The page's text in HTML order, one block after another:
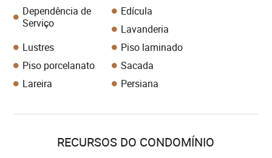
Dependência de
Serviço
Edícula
Lavanderia
Lustres
Piso laminado
Piso porcelanato
Sacada
Lareira
Persiana
RECURSOS DO CONDOMÍNIO